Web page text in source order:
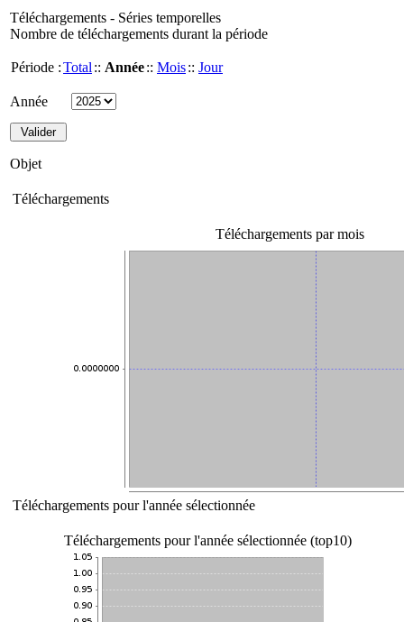
Téléchargements - Séries temporelles
Nombre de téléchargements durant la période
Période :Total :: Année:: Mois:: Jour
Année
Objet
Téléchargements
Téléchargements par mois
Téléchargements pour l'année sélectionnée
Téléchargements pour l'année sélectionnée (top10)